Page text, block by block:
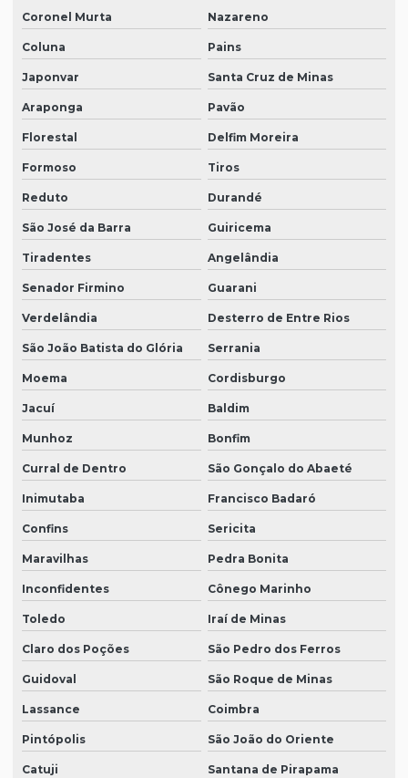
Coronel Murta Nazareno
Coluna Pains
Japonvar Santa Cruz de Minas
Araponga Pavão
Florestal Delfim Moreira
Formoso Tiros
Reduto Durandé
São José da Barra Guiricema
Tiradentes Angelândia
Senador Firmino Guarani
Verdelândia Desterro de Entre Rios
São João Batista do Glória Serrania
Moema Cordisburgo
Jacuí Baldim
Munhoz Bonfim
Curral de Dentro São Gonçalo do Abaeté
Inimutaba Francisco Badaró
Confins Sericita
Maravilhas Pedra Bonita
Inconfidentes Cônego Marinho
Toledo Iraí de Minas
Claro dos Poções São Pedro dos Ferros
Guidoval São Roque de Minas
Lassance Coimbra
Pintópolis São João do Oriente
Catuji Santana de Pirapama